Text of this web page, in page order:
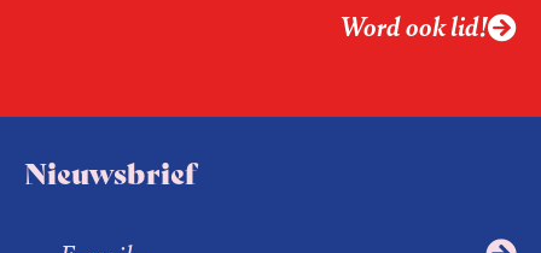
Word ook lid!
Nieuwsbrief